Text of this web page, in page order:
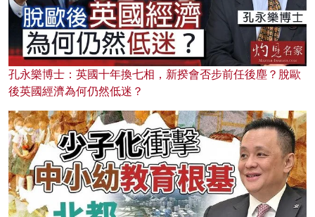
孔永樂博士：英國十年換七相，新揆會否步前任後塵？脫歐
後英國經濟為何仍然低迷？